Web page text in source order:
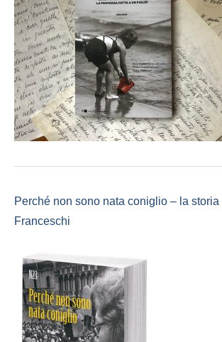
Perché non sono nata coniglio – la storia
Franceschi